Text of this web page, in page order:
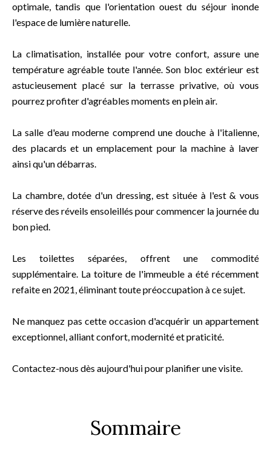
optimale, tandis que l'orientation ouest du séjour inonde
l'espace de lumière naturelle.
La climatisation, installée pour votre confort, assure une
température agréable toute l'année. Son bloc extérieur est
astucieusement placé sur la terrasse privative, où vous
pourrez profiter d'agréables moments en plein air.
La salle d'eau moderne comprend une douche à l'italienne,
des placards et un emplacement pour la machine à laver
ainsi qu'un débarras.
La chambre, dotée d'un dressing, est située à l'est & vous
réserve des réveils ensoleillés pour commencer la journée du
bon pied.
Les toilettes séparées, offrent une commodité
supplémentaire. La toiture de l'immeuble a été récemment
refaite en 2021, éliminant toute préoccupation à ce sujet.
Ne manquez pas cette occasion d'acquérir un appartement
exceptionnel, alliant confort, modernité et praticité.
Contactez-nous dès aujourd'hui pour planifier une visite.
Sommaire